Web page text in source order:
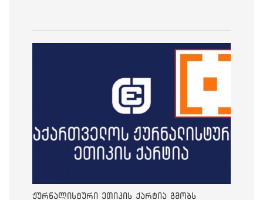
ჟურნალისტური ეთიკის ქარტია გმობს